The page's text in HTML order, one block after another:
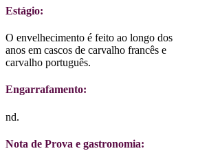
Estágio:
O envelhecimento é feito ao longo dos
anos em cascos de carvalho francês e
carvalho português.
Engarrafamento:
nd.
Nota de Prova e gastronomia: